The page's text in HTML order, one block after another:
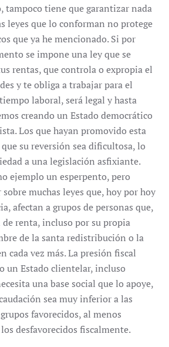
tampoco tiene que garantizar nada
leyes que lo conforman no protege
que ya he mencionado. Si por
se impone una ley que se
rentas, que controla o expropia el
y te obliga a trabajar para el
laboral, será legal y hasta
creando un Estado democrático
Los que hayan promovido esta
su reversión sea dificultosa, lo
a una legislación asfixiante.
ejemplo un esperpento, pero
muchas leyes que, hoy por hoy
afectan a grupos de personas que,
renta, incluso por su propia
de la santa redistribución o la
cada vez más. La presión fiscal
un Estado clientelar, incluso
una base social que lo apoye,
sea muy inferior a las
favorecidos, al menos
desfavorecidos fiscalmente.